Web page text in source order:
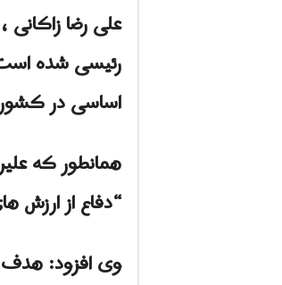
علی رضا
رئیسی شده است
اساسی در
همانطور که
“دفاع از ارزش
وی افزود: هدف